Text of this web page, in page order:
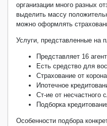
организации много разных
выделить массу
можно оформлять
Услуги, представленные на
Представляет 16
Есть средство для
Страхование от
Ипотечное
Ст-ие от несчастного
Подборка
Особенности подбора